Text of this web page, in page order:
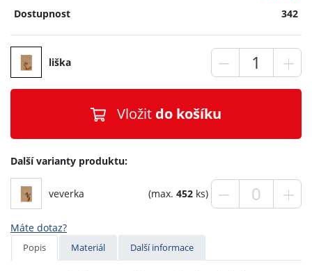
Dostupnost
342
liška
Vložit do košíku
Další varianty produktu:
veverka (max. 452 ks)
Máte dotaz?
Popis Materiál Další informace